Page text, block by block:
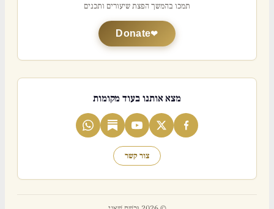
תמכו בהמשך הפצת שיעורים ותכנים
Donate
מצא אותנו בעוד מקומות
צור קשר